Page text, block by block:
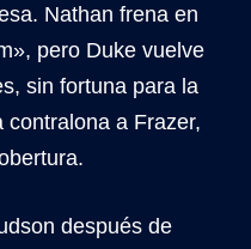
Nathan frena en
pero Duke vuelve
sin fortuna para la
a Frazer,
después de